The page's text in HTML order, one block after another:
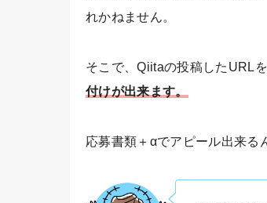
れかねません。
そこで、Qiitaの投稿したURLを
付けが出来ます。
応募書類＋αでアピール出来る